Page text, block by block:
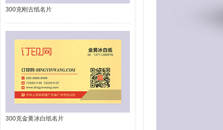
300克刚古纸名片
300克金黄冰白纸名片